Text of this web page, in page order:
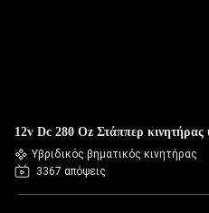
12v Dc 280 Oz Στάππερ
Υβριδικός βηματικός κινητήρας
3367 απόψεις